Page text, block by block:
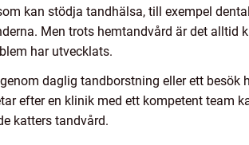
kan stödja tandhälsa, till exempel
Men trots hemtandvård är det alltid
har utvecklats.
daglig tandborstning eller ett besök
efter en klinik med ett kompetent team
katters tandvård.